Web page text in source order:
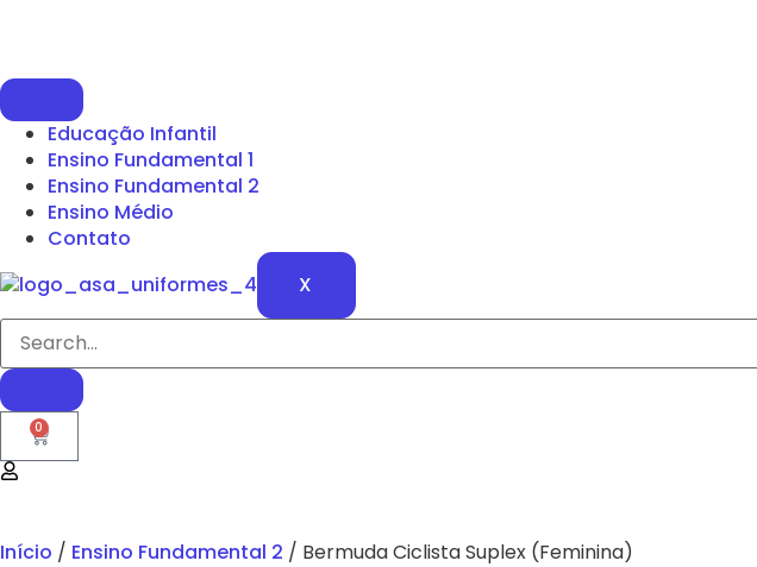
Educação Infantil
Ensino Fundamental 1
Ensino Fundamental 2
Ensino Médio
Contato
X
0
Início / Ensino Fundamental 2 / Bermuda Ciclista Suplex (Feminina)